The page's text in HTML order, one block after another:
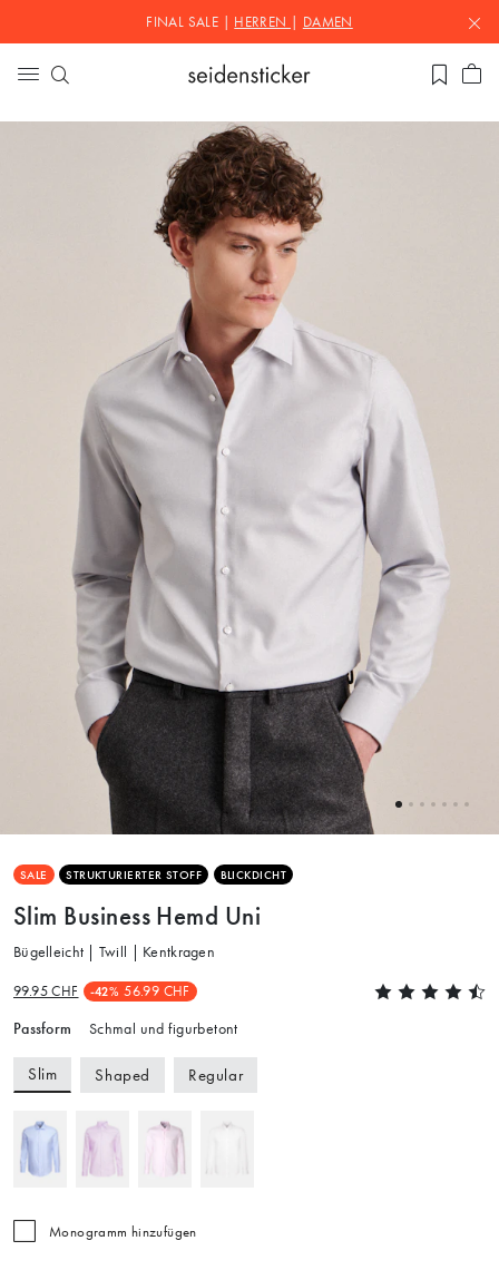
FINAL SALE | HERREN DAMEN
SALE STRUKTURIERTER STOFF BLICKDICHT
Slim Business Hemd Uni
Bügelleicht | Twill | Kentkragen
99.95 CHF -42% 56.99 CHF
Passform Schmal und figurbetont
Slim Shaped Regular
Monogramm hinzufügen